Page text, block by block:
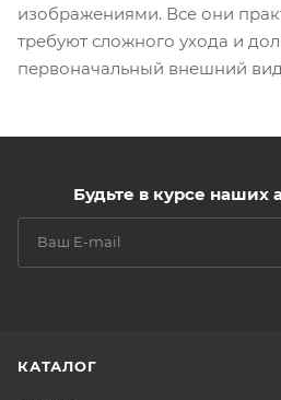
изображениями. Все они
требуют сложного ухода и
первоначальный внешний
Будьте в курсе наших
КАТАЛОГ